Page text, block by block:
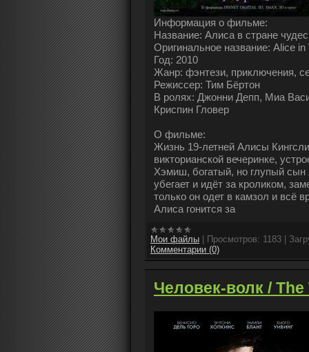
Информация о фильме:
Название: Алиса в стране чудес
Оригинальное название: Alice in
Год: 2010
Жанр: фэнтези, приключения,
Режиссер: Тим Бёртон
В ролях: Джонни Депп, Миа
Криспин Гловер
О фильме:
Жизнь 19-летней Алисы
викторианской вечеринке,
Хэмиш, богатый, но глупый сын
убегает и идёт за кроликом,
только он одет в камзол и всё
Алиса гонится за
Мои файлы Просмотров: 1183
Комментарии (0)
Человек-волк /